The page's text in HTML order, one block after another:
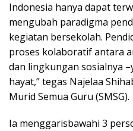
Indonesia hanya dapat
mengubah paradigma
kegiatan bersekolah.
proses kolaboratif antara
dan lingkungan sosialnya
hayat,” tegas Najelaa
Murid Semua Guru (SMSG).
Ia menggarisbawahi 3